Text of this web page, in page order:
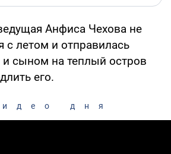
Анфиса Чехова не
с летом и отправилась
сыном на теплый остров
его.
дня